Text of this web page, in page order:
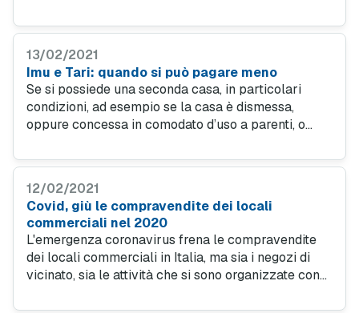
da fuori regione.
13/02/2021
Imu e Tari: quando si può pagare meno
Se si possiede una seconda casa, in particolari
condizioni, ad esempio se la casa è dismessa,
oppure concessa in comodato d’uso a parenti, o
consente una riduzione del carico fiscale sui tributi
12/02/2021
Covid, giù le compravendite dei locali
commerciali nel 2020
L'emergenza coronavirus frena le compravendite
dei locali commerciali in Italia, ma sia i negozi di
vicinato, sia le attività che si sono organizzate con